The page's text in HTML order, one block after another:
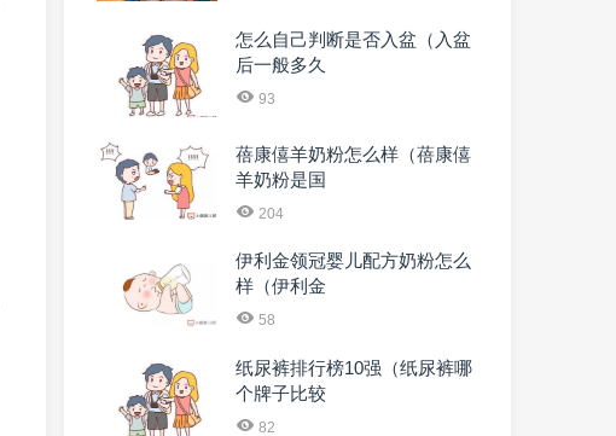
怎么自己判断是否入盆（入盆
后一般多久
93
蓓康僖羊奶粉怎么样（蓓康僖
羊奶粉是国
204
伊利金领冠婴儿配方奶粉怎么
样（伊利金
58
纸尿裤排行榜10强（纸尿裤哪
个牌子比较
82